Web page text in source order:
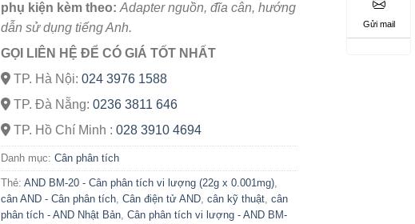
phụ kiện kèm theo: Adapter nguồn, đĩa cân, hướng
dẫn sử dụng tiếng Anh.
GỌI LIÊN HỆ ĐỂ CÓ GIÁ TỐT NHẤT
TP. Hà Nội:024 3976 1588
TP. Đà Nẵng:0236 3811 646
TP. Hồ Chí Minh :028 3910 4694
Danh mục:Cân phân tích
Thẻ:AND BM-20 - Cân phân tích vi lượng (22g x 0.001mg),
cân AND - Cân phân tích,Cân điện tử AND,cân kỹ thuật,cân
phân tích - AND Nhật Bản,Cân phân tích vi lượng - AND BM-
Gửi mail